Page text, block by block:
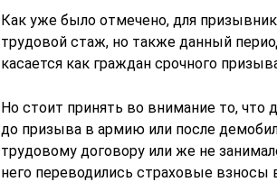
Как уже было отмечено, для
трудовой стаж, но также данный
касается как граждан срочного
Но стоит принять во внимание то, что
до призыва в армию или после
трудовому договору или же не
него переводились страховые взносы